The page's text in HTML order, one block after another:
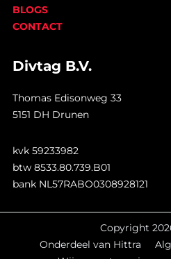
BLOGS
CONTACT
Divtag B.V.
Thomas Edisonweg 33
5151 DH Drunen
kvk 59233982
btw 8533.80.739.B01
bank NL57RABO0308928121
Copyright
Onderdeel van Hittra